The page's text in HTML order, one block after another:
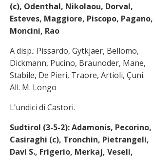
(c), Odenthal, Nikolaou, Dorval,
Esteves, Maggiore, Piscopo, Pagano,
Moncini, Rao
A disp.: Pissardo, Gytkjaer, Bellomo,
Dickmann, Pucino, Braunoder, Mane,
Stabile, De Pieri, Traore, Artioli, Çuni.
All. M. Longo
L’undici di Castori.
Sudtirol (3-5-2): Adamonis, Pecorino,
Casiraghi (c), Tronchin, Pietrangeli,
Davi S., Frigerio, Merkaj, Veseli,